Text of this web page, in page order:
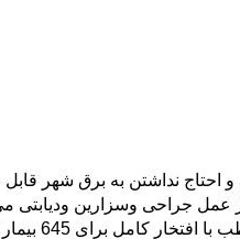
احتاج نداشتن به برق شهر
از عمل جراحی وسزارین
عزیز